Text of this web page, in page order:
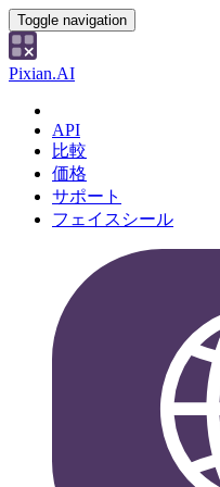
Toggle navigation
Pixian.AI
API
比較
価格
サポート
フェイスシール